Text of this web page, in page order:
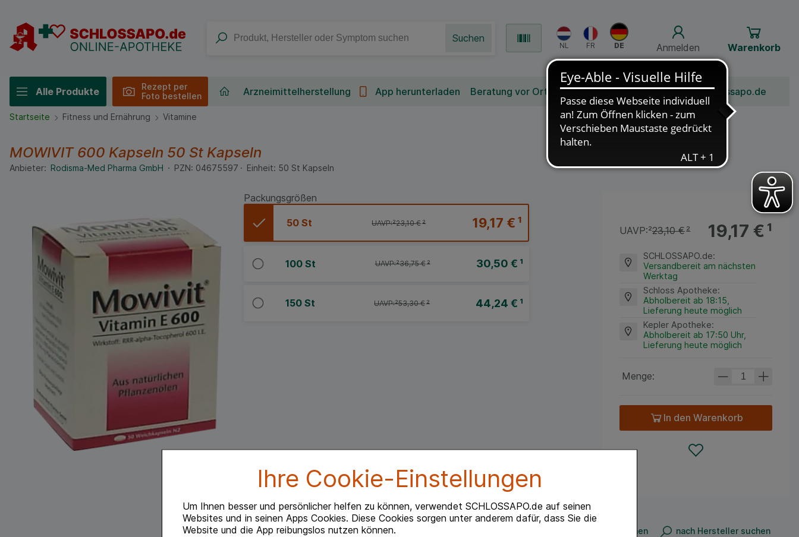
Ihre Cookie-Einstellungen
Um Ihnen besser und persönlicher helfen zu können, verwendet SCHLOSSAPO.de auf seinen
Websites und in seinen Apps Cookies. Diese Cookies sorgen unter anderem dafür, dass Sie die
Website und die App reibungslos nutzen können.
Anmelden Warenkorb
Suchen
Alle Produkte
Rezept per
Foto bestellen
Arzneimittelherstellung App herunterladen Beratung vor Ort Bonusprogramm Jobs Über Schlossapo.de
Startseite Fitness und Ernährung Vitamine
MOWIVIT 600 Kapseln 50 St Kapseln
Anbieter: Rodisma-Med Pharma GmbH PZN: 04675597 Einheit: 50 St Kapseln
Packungsgrößen
50 St 19,17 €¹
UAVP:²23,10 €²
100 St 30,50 € ¹
UAVP:²36,75 €²
150 St 44,24 € ¹
UAVP:²53,30 €²
19,17 €¹
UAVP:²23,10 €²
SCHLOSSAPO.de:
Versandbereit am nächsten
Werktag
Schloss Apotheke:
Abholbereit ab 18:15,
Lieferung heute möglich
Kepler Apotheke:
Abholbereit ab 17:50 Uhr,
Lieferung heute möglich
Menge:
In den Warenkorb
nach Produkt suchen nach Hersteller suchen